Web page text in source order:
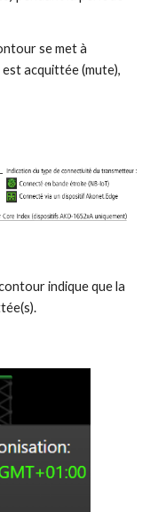
se met à
est acquittée (mute),
indique que la